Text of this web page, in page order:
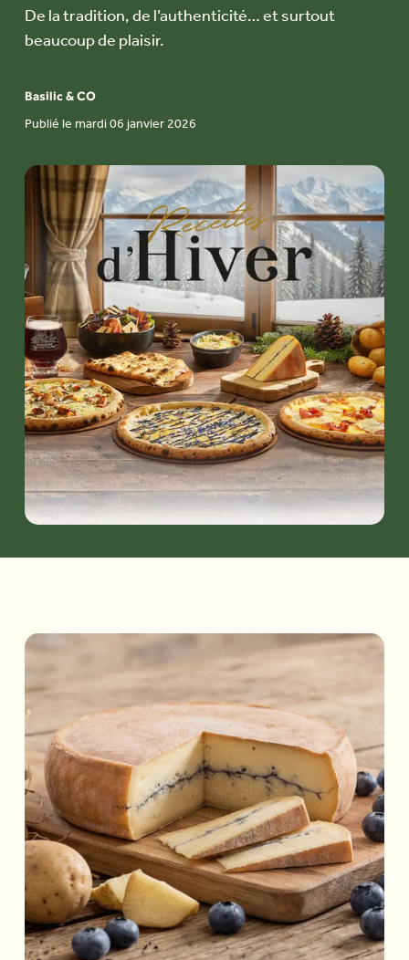
De la tradition, de l’authenticité… et surtout
beaucoup de plaisir.
Basilic & CO
Publié le mardi 06 janvier 2026